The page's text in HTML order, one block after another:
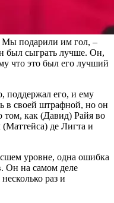
Мы подарили им гол, –
был сыграть лучше. Он,
что это был его лучший
поддержал его, и ему
в своей штрафной, но он
как (Давид) Райя во
де Лигта и
уровне, одна ошибка
Он на самом деле
раз и